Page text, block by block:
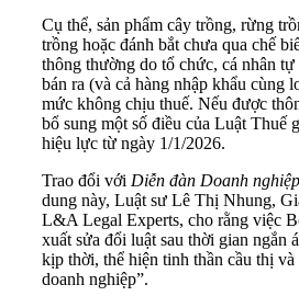
Cụ thể, sản phẩm cây trồng, rừng
trồng hoặc đánh bắt chưa qua chế
thông thường do tổ chức, cá nhân tự
bán ra (và cả hàng nhập khẩu cùng
mức không chịu thuế. Nếu được
bổ sung một số điều của Luật Thuế
hiệu lực từ ngày 1/1/2026.
Trao đổi với Diễn đàn Doanh nghiệp
dung này, Luật sư Lê Thị Nhung,
L&A Legal Experts, cho rằng việc
xuất sửa đổi luật sau thời gian ngắn
kịp thời, thể hiện tinh thần cầu thị
doanh nghiệp”.